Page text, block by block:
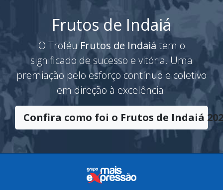
Frutos de Indaiá
O TroféuFrutos de Indaiátem o
significado de sucesso e vitória. Uma
premiação pelo esforço contínuo e coletivo
em direção à excelência.
Confira como foi o Frutos de Indaiá